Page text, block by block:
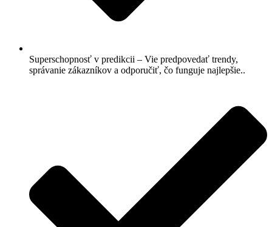
Superschopnosť v predikcii – Vie predpovedať trendy,
správanie zákazníkov a odporučiť, čo funguje najlepšie..